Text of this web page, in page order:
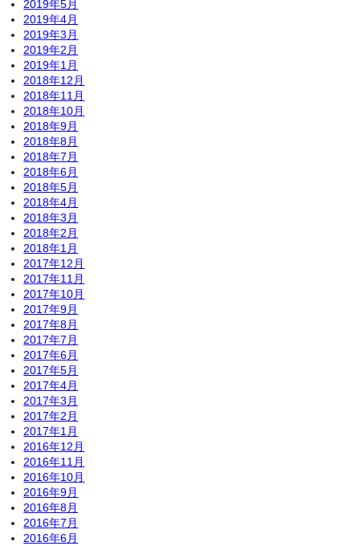
2019年5月
2019年4月
2019年3月
2019年2月
2019年1月
2018年12月
2018年11月
2018年10月
2018年9月
2018年8月
2018年7月
2018年6月
2018年5月
2018年4月
2018年3月
2018年2月
2018年1月
2017年12月
2017年11月
2017年10月
2017年9月
2017年8月
2017年7月
2017年6月
2017年5月
2017年4月
2017年3月
2017年2月
2017年1月
2016年12月
2016年11月
2016年10月
2016年9月
2016年8月
2016年7月
2016年6月